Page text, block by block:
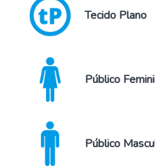
Tecido Plano
Público
Público